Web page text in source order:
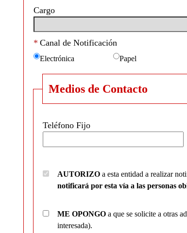
Cargo
* Canal de Notificación
Electrónica Papel
Medios de Contacto
Teléfono Fijo
AUTORIZO a esta entidad a realizar
notificará por esta vía a las personas
ME OPONGO a que se solicite a otras
interesada).